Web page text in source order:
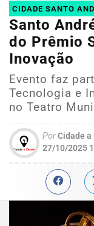
CIDADE SANTO
Santo
do Prêmio
Inovação
Evento faz
Tecnologia e
no Teatro
PorCidade a
27/10/2025